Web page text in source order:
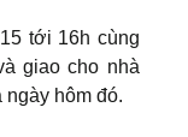
tới 16h cùng
giao cho nhà
hôm đó.